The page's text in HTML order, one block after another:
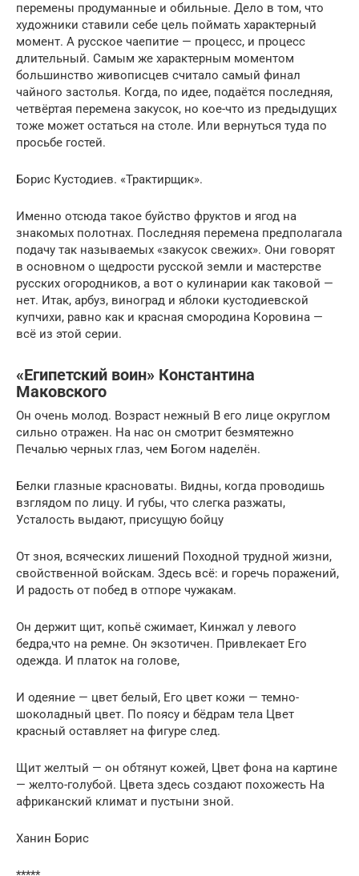
перемены продуманные и обильные. Дело в том, что
художники ставили себе цель поймать характерный
момент. А русское чаепитие — процесс, и процесс
длительный. Самым же характерным моментом
большинство живописцев считало самый финал
чайного застолья. Когда, по идее, подаётся последняя,
четвёртая перемена закусок, но кое-что из предыдущих
тоже может остаться на столе. Или вернуться туда по
просьбе гостей.
Борис Кустодиев. «Трактирщик».
Именно отсюда такое буйство фруктов и ягод на
знакомых полотнах. Последняя перемена предполагала
подачу так называемых «закусок свежих». Они говорят
в основном о щедрости русской земли и мастерстве
русских огородников, а вот о кулинарии как таковой —
нет. Итак, арбуз, виноград и яблоки кустодиевской
купчихи, равно как и красная смородина Коровина —
всё из этой серии.
«Египетский воин» Константина
Маковского
Он очень молод. Возраст нежный В его лице округлом
сильно отражен. На нас он смотрит безмятежно
Печалью черных глаз, чем Богом наделён.
Белки глазные красноваты. Видны, когда проводишь
взглядом по лицу. И губы, что слегка разжаты,
Усталость выдают, присущую бойцу
От зноя, всяческих лишений Походной трудной жизни,
свойственной войскам. Здесь всё: и горечь поражений,
И радость от побед в отпоре чужакам.
Он держит щит, копьё сжимает, Кинжал у левого
бедра,что на ремне. Он экзотичен. Привлекает Его
одежда. И платок на голове,
И одеяние — цвет белый, Его цвет кожи — темно-
шоколадный цвет. По поясу и бёдрам тела Цвет
красный оставляет на фигуре след.
Щит желтый — он обтянут кожей, Цвет фона на картине
— желто-голубой. Цвета здесь создают похожесть На
африканский климат и пустыни зной.
Ханин Борис